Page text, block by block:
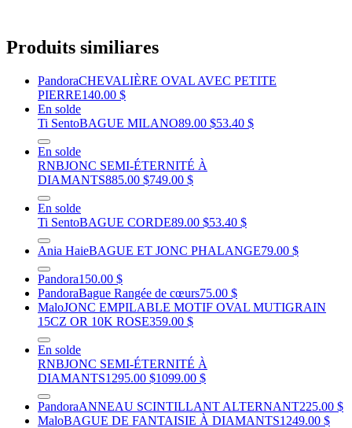
Produits similiares
PandoraCHEVALIÈRE OVAL AVEC PETITE
PIERRE140.00 $
En solde
Ti SentoBAGUE MILANO89.00 $53.40 $
En solde
RNBJONC SEMI-ÉTERNITÉ À
DIAMANTS885.00 $749.00 $
En solde
Ti SentoBAGUE CORDE89.00 $53.40 $
Ania HaieBAGUE ET JONC PHALANGE79.00 $
Pandora150.00 $
PandoraBague Rangée de cœurs75.00 $
MaloJONC EMPILABLE MOTIF OVAL MUTIGRAIN
15CZ OR 10K ROSE359.00 $
En solde
RNBJONC SEMI-ÉTERNITÉ À
DIAMANTS1295.00 $1099.00 $
PandoraANNEAU SCINTILLANT ALTERNANT225.00 $
MaloBAGUE DE FANTAISIE À DIAMANTS1249.00 $